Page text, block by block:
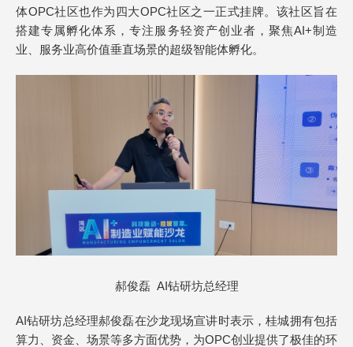
体OPC社区也作为四大OPC社区之一正式挂牌。该社区旨在
搭建专属孵化体系，专注服务轻资产创业者，聚焦AI+制造
业、服务业高价值垂直场景的超级智能体孵化。
郝俊磊 AI钻研坊总经理
AI钻研坊总经理郝俊磊在沙龙现场宣讲时表示，桂城拥有包括
算力、资金、场景等多方面优势，为OPC创业提供了极佳的环